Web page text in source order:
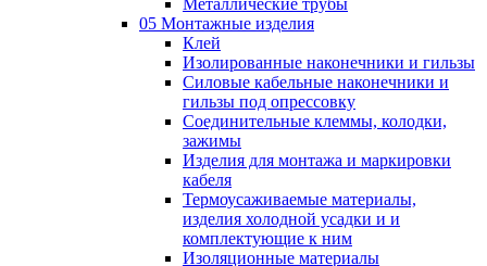
05 Монтажные изделия
Клей
Изолированные наконечники и гильзы
Силовые кабельные наконечники и
гильзы под опрессовку
Соединительные клеммы, колодки,
зажимы
Изделия для монтажа и маркировки
кабеля
Термоусаживаемые материалы,
изделия холодной усадки и и
комплектующие к ним
Изоляционные материалы